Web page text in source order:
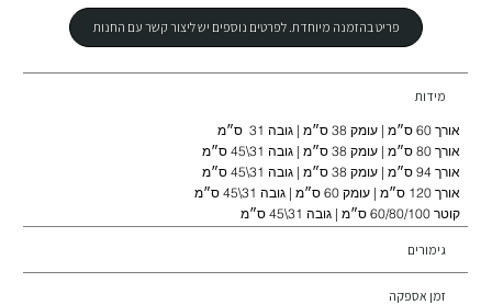
פריט בהזמנה מיוחדת. לפרטים נוספים יש ליצור קשר עם החנות
מידות
אורך 60 ס״מ | עומק 38 ס״מ | גובה 31 ס״מ
אורך 80 ס״מ | עומק 38 ס״מ | גובה 31\45 ס״מ
אורך 94 ס״מ | עומק 38 ס״מ | גובה 31\45 ס״מ
אורך 120 ס״מ | עומק 60 ס״מ | גובה 31\45 ס״מ
קוטר 60/80/100 ס״מ | גובה 31\45 ס״מ
גימורים
זמן אספקה